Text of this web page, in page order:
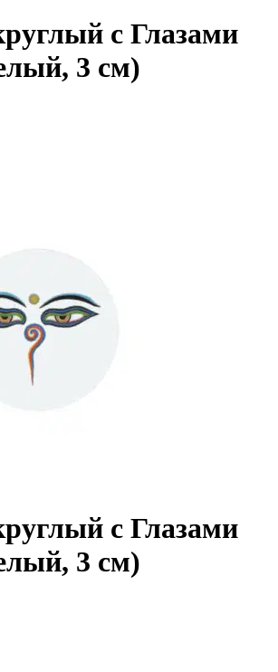
с Глазами
3 см)
с Глазами
3 см)